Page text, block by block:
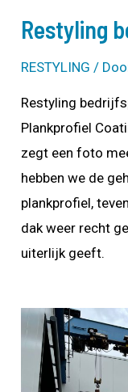
Restyling
RESTYLING /
Restyling
Plankprofiel
zegt een foto
hebben we de
plankprofiel,
dak weer recht
uiterlijk geeft.